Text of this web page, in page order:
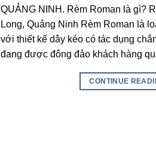
QUẢNG NINH. Rèm Roman là gì?
Long, Quảng Ninh Rèm Roman là
với thiết kế dây kéo có tác dụng
đang được đông đảo khách hàng
CONTINUE